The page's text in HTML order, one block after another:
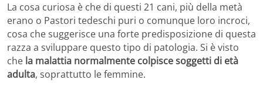
La cosa curiosa è che di questi 21 cani, più della metà
erano o Pastori tedeschi puri o comunque loro incroci,
cosa che suggerisce una forte predisposizione di questa
razza a sviluppare questo tipo di patologia. Si è visto
che la malattia normalmente colpisce soggetti di età
adulta, soprattutto le femmine.